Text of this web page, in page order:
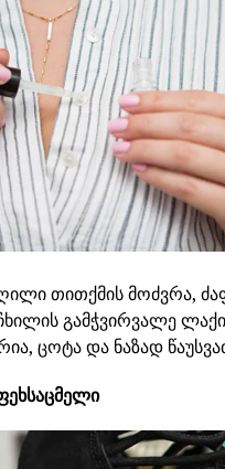
თითქმის მოძვრა,
გამჭვირვალე
ცოტა და ნაზად